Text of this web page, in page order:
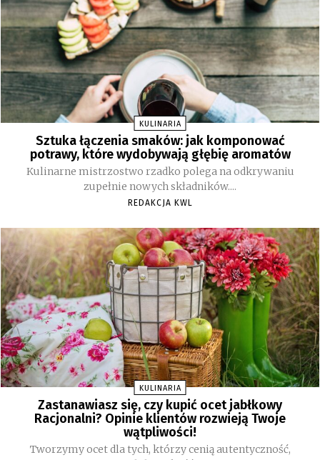
KULINARIA
Sztuka łączenia smaków: jak komponować
potrawy, które wydobywają głębię aromatów
Kulinarne mistrzostwo rzadko polega na odkrywaniu
zupełnie nowych składników....
REDAKCJA KWL
KULINARIA
Zastanawiasz się, czy kupić ocet jabłkowy
Racjonalni? Opinie klientów rozwieją Twoje
wątpliwości!
Tworzymy ocet dla tych, którzy cenią autentyczność,